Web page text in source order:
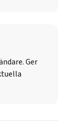
Ger